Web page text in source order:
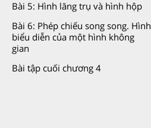
Bài 5: Hình lăng trụ và hình hộp
Bài 6: Phép chiếu song song. Hình
biểu diễn của một hình không
gian
Bài tập cuối chương 4